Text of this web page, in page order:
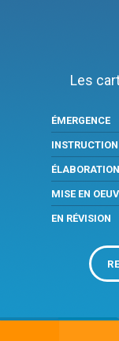
Les
ÉMERGENCE
INSTRUCTION
ÉLABORATION
MISE EN
EN RÉVISION